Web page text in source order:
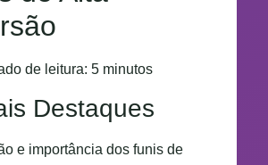
de leitura: 5 minutos
Destaques
e importância dos funis de